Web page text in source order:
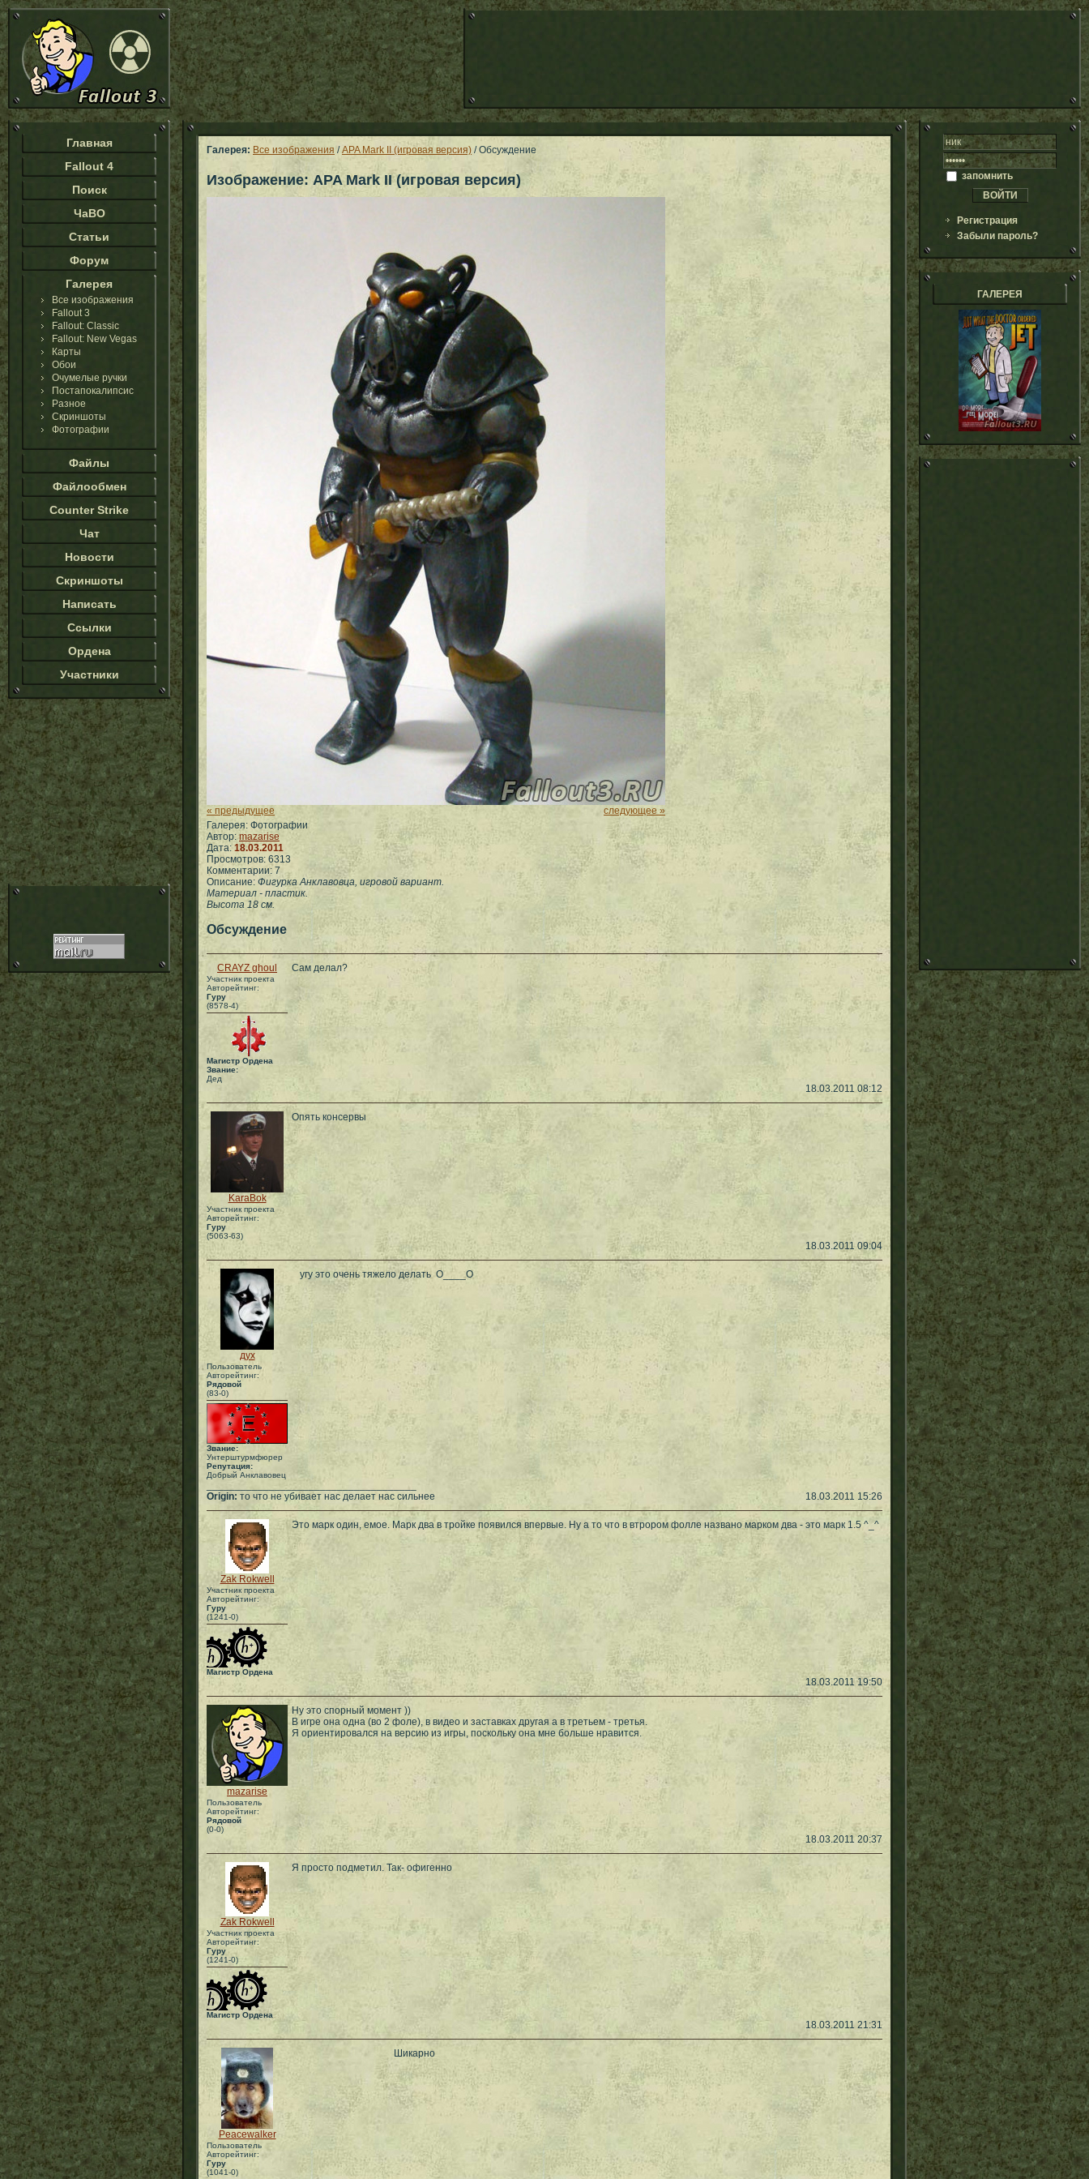
Главная
Fallout 4
Поиск
ЧаВО
Статьи
Форум
Галерея
Все изображения
Fallout 3
Fallout: Classic
Fallout: New Vegas
Карты
Обои
Очумелые ручки
Постапокалипсис
Разное
Скриншоты
Фотографии
Файлы
Файлообмен
Counter Strike
Чат
Новости
Скриншоты
Написать
Ссылки
Ордена
Участники
Галерея: Все изображения /APA Mark II (игровая версия) / Обсуждение
Изображение: APA Mark II (игровая версия)
« предыдущее
следующее »
Галерея: Фотографии
Автор:mazarise
Дата:18.03.2011
Просмотров: 6313
Комментарии: 7
Описание: Фигурка Анклавовца, игровой вариант.
Материал - пластик.
Высота 18 см.
Обсуждение
CRAYZ ghoul
Участник проекта
Авторейтинг:
Гуру
(8578-4)
Магистр Ордена
Звание:
Дед
Сам делал?
18.03.2011 08:12
KaraBok
Участник проекта
Авторейтинг:
Гуру
(5063-63)
Опять консервы
18.03.2011 09:04
дух
Пользователь
Авторейтинг:
Рядовой
(83-0)
Звание:
Унтерштурмфюрер
Репутация:
Добрый Анклавовец
угу это очень тяжело делать О____О
Origin: то что не убивает нас делает нас сильнее 18.03.2011 15:26
Zak Rokwell
Участник проекта
Авторейтинг:
Гуру
(1241-0)
Магистр Ордена
Это марк один, емое. Марк два в тройке появился впервые. Ну а то что в втрором фолле названо марком два - это марк 1.5 ^_^
18.03.2011 19:50
mazarise
Пользователь
Авторейтинг:
Рядовой
(0-0)
Ну это спорный момент ))
В игре она одна (во 2 фоле), в видео и заставках другая а в третьем - третья.
Я ориентировался на версию из игры, поскольку она мне больше нравится.
18.03.2011 20:37
Zak Rokwell
Участник проекта
Авторейтинг:
Гуру
(1241-0)
Магистр Ордена
Я просто подметил. Так- офигенно
18.03.2011 21:31
Peacewalker
Пользователь
Авторейтинг:
Гуру
(1041-0)
Шикарно
запомнить
Регистрация
Забыли пароль?
ГАЛЕРЕЯ